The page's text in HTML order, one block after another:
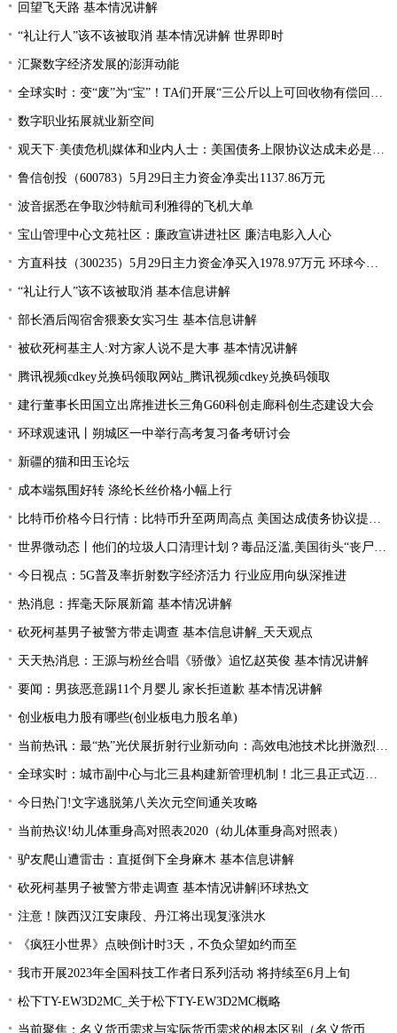
回望飞天路 基本情况讲解
“礼让行人”该不该被取消 基本情况讲解 世界即时
汇聚数字经济发展的澎湃动能
全球实时：变“废”为“宝”！TA们开展“三公斤以上可回收物有偿回收”宣传活动
数字职业拓展就业新空间
观天下·美债危机|媒体和业内人士：美国债务上限协议达成未必是“好消息”
鲁信创投（600783）5月29日主力资金净卖出1137.86万元
波音据悉在争取沙特航司利雅得的飞机大单
宝山管理中心文苑社区：廉政宣讲进社区 廉洁电影入人心
方直科技（300235）5月29日主力资金净买入1978.97万元 环球今亮点
“礼让行人”该不该被取消 基本信息讲解
部长酒后闯宿舍猥亵女实习生 基本信息讲解
被砍死柯基主人:对方家人说不是大事 基本情况讲解
腾讯视频cdkey兑换码领取网站_腾讯视频cdkey兑换码领取
建行董事长田国立出席推进长三角G60科创走廊科创生态建设大会
环球观速讯丨朔城区一中举行高考复习备考研讨会
新疆的猫和田玉论坛
成本端氛围好转 涤纶长丝价格小幅上行
比特币价格今日行情：比特币升至两周高点 美国达成债务协议提振风险偏好
世界微动态丨他们的垃圾人口清理计划？毒品泛滥,美国街头“丧尸”遍地 白宫:新兴威胁
今日视点：5G普及率折射数字经济活力 行业应用向纵深推进
热消息：挥毫天际展新篇 基本情况讲解
砍死柯基男子被警方带走调查 基本信息讲解_天天观点
天天热消息：王源与粉丝合唱《骄傲》追忆赵英俊 基本情况讲解
要闻：男孩恶意踢11个月婴儿 家长拒道歉 基本情况讲解
创业板电力股有哪些(创业板电力股名单)
当前热讯：最“热”光伏展折射行业新动向：高效电池技术比拼激烈 光伏厂商掘金第二赛道
全球实时：城市副中心与北三县构建新管理机制！北三县正式迈入“北京管理”时代！
今日热门!文字逃脱第八关次元空间通关攻略
当前热议!幼儿体重身高对照表2020（幼儿体重身高对照表）
驴友爬山遭雷击：直挺倒下全身麻木 基本信息讲解
砍死柯基男子被警方带走调查 基本情况讲解|环球热文
注意！陕西汉江安康段、丹江将出现复涨洪水
《疯狂小世界》点映倒计时3天，不负众望如约而至
我市开展2023年全国科技工作者日系列活动 将持续至6月上旬
松下TY-EW3D2MC_关于松下TY-EW3D2MC概略
当前聚焦：名义货币需求与实际货币需求的根本区别（名义货币需求与实际货币需求）